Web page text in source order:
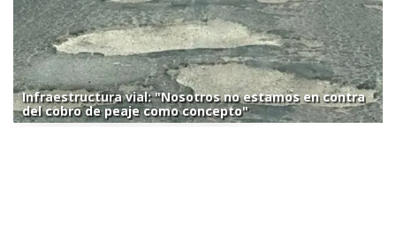
Infraestructura vial: "Nosotros no estamos en contra
del cobro de peaje como concepto"